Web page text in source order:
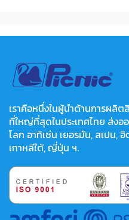
เราคือหนึ่งในผู้นำด้านการผลิ
ที่ใหญ่ที่สุดในประเทศไทย ส่งอ
โลก อาทิเช่น เยอรมัน, สเปน,
เกาหลีใต้, ญี่ปุ่น ฯ.